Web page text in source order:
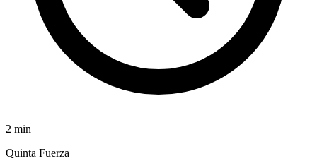
2 min
Quinta Fuerza